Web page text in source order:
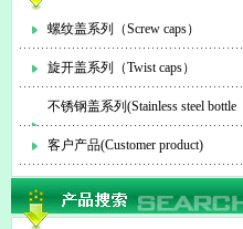
螺纹盖系列（Screw caps）
旋开盖系列（Twist caps）
不锈钢盖系列(Stainless steel bottle
cap)
客户产品(Customer product)